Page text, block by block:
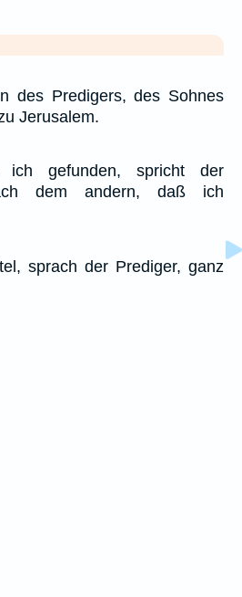
des Predigers, des Sohnes
Jerusalem.
ich gefunden, spricht der
dem andern, daß ich
sprach der Prediger, ganz